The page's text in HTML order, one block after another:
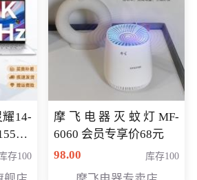
14-
存100
摩飞电器灭蚊灯MF-
6060 会员专享价68元
98.00
库存100